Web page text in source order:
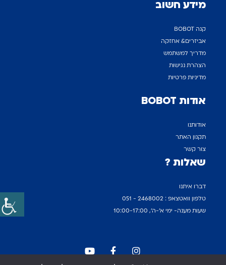
מידע חשוב
קנה BOBOT
אביזרים& אחזקה
מדריך למשתמש
הצהרת נגישות
מדיניות פרטיות
אודות BOBOT
אודותנו
תקנון האתר
צור קשר
שאלות ?
דברו איתנו
טלפון וואטצאפ : 2468002 - 051
שעות מענה- ימי א'-ה', 10:00-17:00